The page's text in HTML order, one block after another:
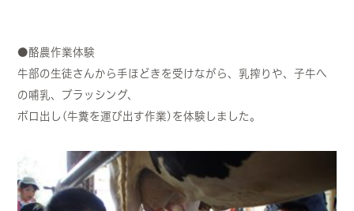
●酪農作業体験
牛部の生徒さんから手ほどきを受けながら、乳搾りや、子牛へ
の哺乳、ブラッシング、
ボロ出し(牛糞を運び出す作業)を体験しました。